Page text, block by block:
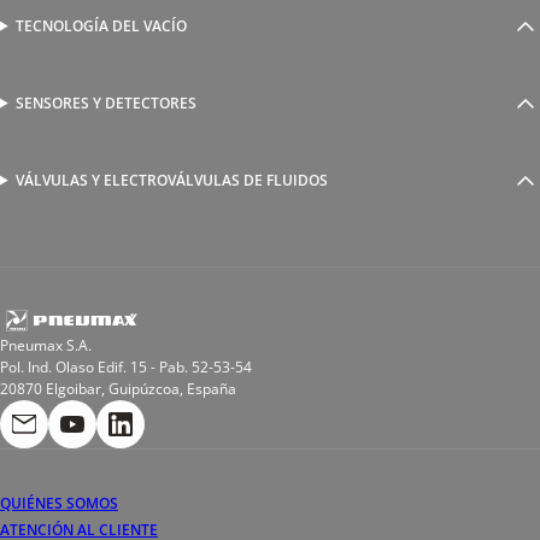
Válvulas complementarias
Racores rápidos
Reguladores de caudal
Racores para soldadura
TECNOLOGÍA DEL VACÍO
Ventosas
Válvulas y electroválvulas
SENSORES Y DETECTORES
Detectores magnéticos
VÁLVULAS Y ELECTROVÁLVULAS DE FLUIDOS
Electroválvulas de acción directa
Bobinas
Pneumax S.A.
Pol. Ind. Olaso Edif. 15 - Pab. 52-53-54
20870 Elgoibar, Guipúzcoa, España
QUIÉNES SOMOS
ATENCIÓN AL CLIENTE